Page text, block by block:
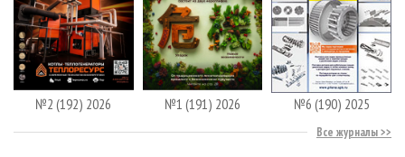
№2 (192) 2026 №1 (191) 2026 №6 (190) 2025
Все журналы